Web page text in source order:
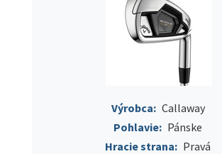
Výrobca: Callaway
Pohlavie: Pánske
Hracie strana: Pravá